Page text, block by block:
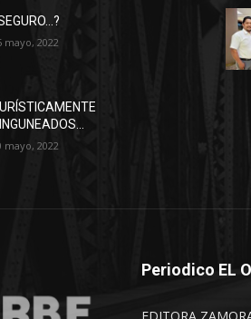
mayo, 2022
mayo, 2022
Periodico EL
EDITORA